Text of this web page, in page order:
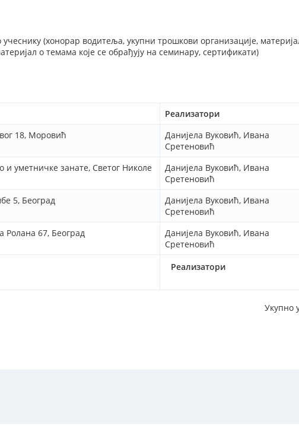
(хонорар водитеља, укупни трошкови организације,
о темама које се обрађују на семинару, сертификати)
Реализатори
Реализатори
18, Моровић
Данијела Вуковић, Ивана
Сретеновић
уметничке занате, Светог Николе
Данијела Вуковић, Ивана
Сретеновић
5, Београд
Данијела Вуковић, Ивана
Сретеновић
67, Београд
Данијела Вуковић, Ивана
Сретеновић
Укупно